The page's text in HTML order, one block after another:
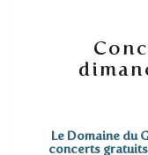
Le Domaine du
concerts